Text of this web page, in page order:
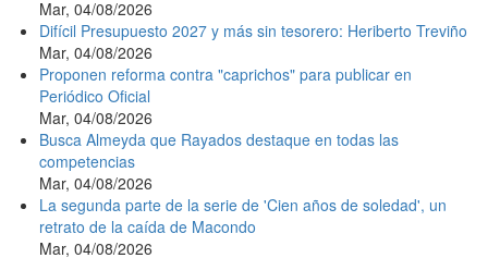
Mar, 04/08/2026
Difícil Presupuesto 2027 y más sin tesorero: Heriberto Treviño
Mar, 04/08/2026
Proponen reforma contra "caprichos" para publicar en
Periódico Oficial
Mar, 04/08/2026
Busca Almeyda que Rayados destaque en todas las
competencias
Mar, 04/08/2026
La segunda parte de la serie de 'Cien años de soledad', un
retrato de la caída de Macondo
Mar, 04/08/2026